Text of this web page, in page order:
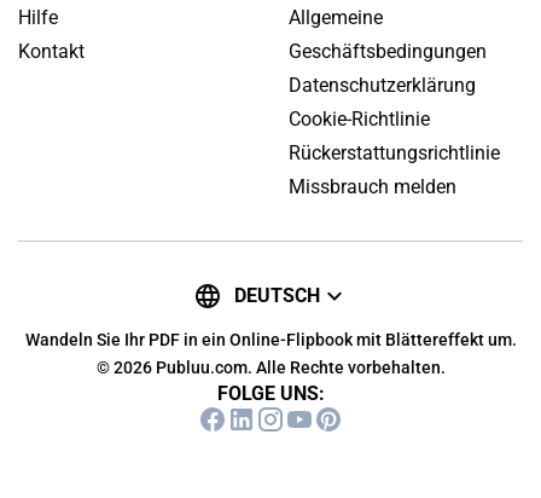
Hilfe
Kontakt
Allgemeine
Geschäftsbedingungen
Datenschutzerklärung
Cookie-Richtlinie
Rückerstattungsrichtlinie
Missbrauch melden
DEUTSCH
Wandeln Sie Ihr PDF in ein Online-Flipbook mit Blättereffekt um.
© 2026 Publuu.com. Alle Rechte vorbehalten.
FOLGE UNS: